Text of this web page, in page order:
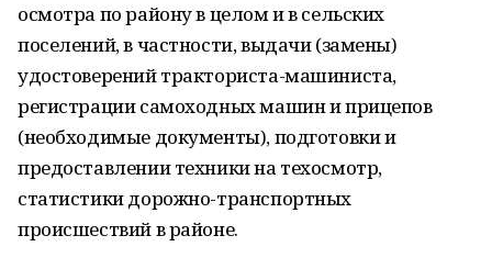
осмотра по району в целом и в сельских
поселений, в частности, выдачи (замены)
удостоверений тракториста-машиниста,
регистрации самоходных машин и прицепов
(необходимые документы), подготовки и
предоставлении техники на техосмотр,
статистики дорожно-транспортных
происшествий в районе.